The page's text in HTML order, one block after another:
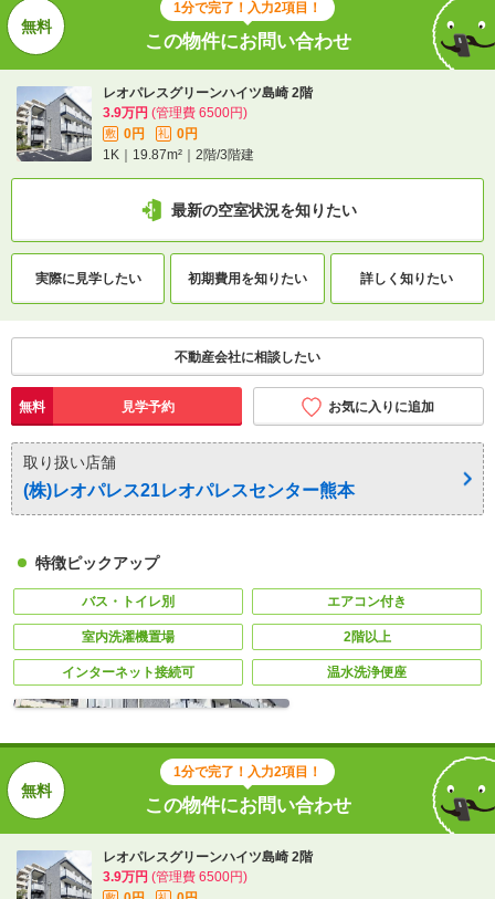
1分で完了！入力2項目！
この物件にお問い合わせ
レオパレスグリーンハイツ島崎 2階
3.9万円 (管理費 6500円)
敷 0円 礼
0円
1K｜19.87m²｜2階/3階建
最新の空室状況を知りたい
実際に見学したい 初期費用を知りたい 詳しく知りたい
不動産会社に相談したい
無料 見学予約 お気に入りに追加
取り扱い店舗
(株)レオパレス21レオパレスセンター熊本
特徴ピックアップ
バス・トイレ別 エアコン付き
室内洗濯機置場 2階以上
インターネット接続可 温水洗浄便座
1分で完了！入力2項目！
この物件にお問い合わせ
レオパレスグリーンハイツ島崎 2階
3.9万円 (管理費 6500円)